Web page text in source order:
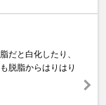
だと白化したり、
脱脂からはりはり